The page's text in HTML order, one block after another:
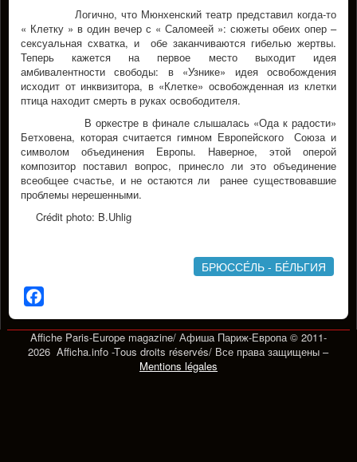
Логично, что Мюнхенский театр представил когда-то
« Клетку » в один вечер с « Саломеей »: сюжеты обеих опер –
сексуальная схватка, и обе заканчиваются гибелью жертвы.
Теперь кажется на первое место выходит идея
амбивалентности свободы: в «Узнике» идея освобождения
исходит от инквизитора, в «Клетке» освобожденная из клетки
птица находит смерть в руках освободителя.
В оркестре в финале слышалась «Ода к радости»
Бетховена, которая считается гимном Европейского Союза и
символом объединения Европы. Наверное, этой оперой
композитор поставил вопрос, принесло ли это объединение
всеобщее счастье, и не остаются ли ранее существовавшие
проблемы нерешенными.
Crédit photo: B.Uhlig
БРЮССЕ́ЛЬ - БЕ́ЛЬГИЯ
Affiche Paris-Europe magazine/ Афиша Париж-Европа © 2011-
2026 Afficha.info -Tous droits réservés/ Все права защищены –
Mentions légales